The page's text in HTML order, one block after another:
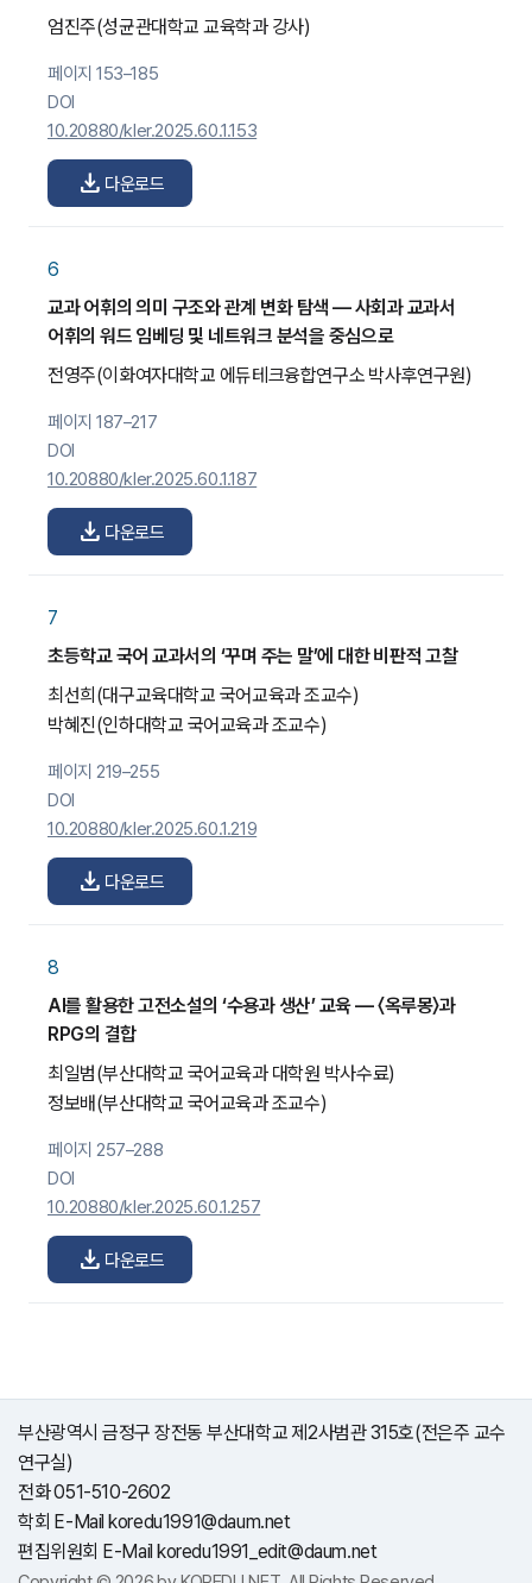
다운로드
download
엄진주(성균관대학교 교육학과 강사)
페이지 153–185
DOI
10.20880/kler.2025.60.1.153
6
교과 어휘의 의미 구조와 관계 변화 탐색 — 사회과 교과서
어휘의 워드 임베딩 및 네트워크 분석을 중심으로
다운로드
download
전영주(이화여자대학교 에듀테크융합연구소 박사후연구원)
페이지 187–217
DOI
10.20880/kler.2025.60.1.187
7
초등학교 국어 교과서의 ‘꾸며 주는 말’에 대한 비판적 고찰
다운로드
download
최선희 (대구교육대학교 국어교육과 조교수)
박혜진(인하대학교 국어교육과 조교수)
페이지 219–255
DOI
10.20880/kler.2025.60.1.219
8
AI를 활용한 고전소설의 ‘수용과 생산’ 교육 — 〈옥루몽〉과
RPG의 결합
다운로드
download
최일범(부산대학교 국어교육과 대학원 박사수료)
정보배(부산대학교 국어교육과 조교수)
페이지 257–288
DOI
10.20880/kler.2025.60.1.257
부산광역시 금정구 장전동 부산대학교 제2사범관 315호(전은주 교수
연구실)
전화 051-510-2602
학회 E-Mail koredu1991@daum.net
편집위원회 E-Mail koredu1991_edit@daum.net